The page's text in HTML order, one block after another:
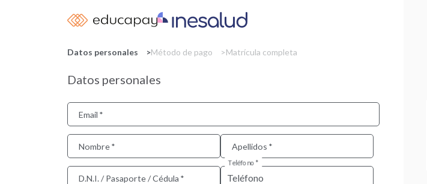
Datos personales Método de pago Matrícula completa
Datos personales
Email
Nombre Apellidos
D.N.I. / Pasaporte / Cédula
Teléfono